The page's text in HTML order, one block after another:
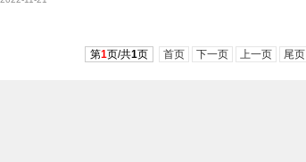
第1页/共1页 首页 下一页 上一页 尾